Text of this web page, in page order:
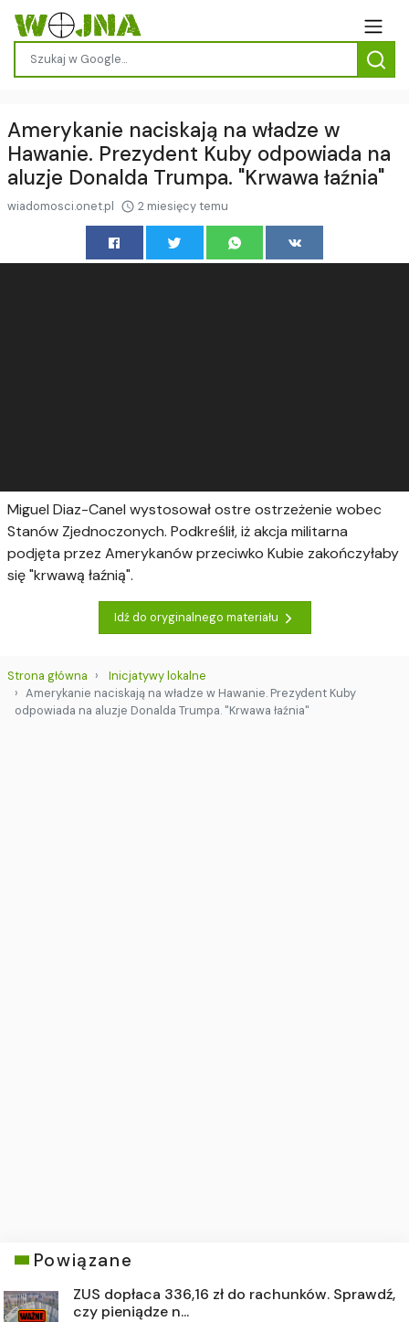
Amerykanie naciskają na władze w
Hawanie. Prezydent Kuby odpowiada na
aluzje Donalda Trumpa. "Krwawa łaźnia"
wiadomosci.onet.pl 2 miesięcy temu
Miguel Diaz-Canel wystosował ostre ostrzeżenie wobec
Stanów Zjednoczonych. Podkreślił, iż akcja militarna
podjęta przez Amerykanów przeciwko Kubie zakończyłaby
się "krwawą łaźnią".
Idź do oryginalnego materiału
Strona główna
Inicjatywy lokalne
Amerykanie naciskają na władze w Hawanie. Prezydent Kuby
odpowiada na aluzje Donalda Trumpa. "Krwawa łaźnia"
Powiązane
ZUS dopłaca 336,16 zł do rachunków. Sprawdź,
czy pieniądze n...